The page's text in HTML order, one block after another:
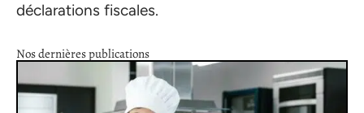
déclarations fiscales.
Nos dernières publications